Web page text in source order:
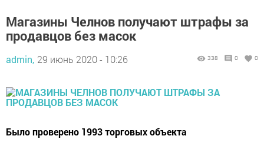
Магазины Челнов получают штрафы за
продавцов без масок
admin, 29 июнь 2020 - 10:26 338 0 0
Было проверено 1993 торговых объекта